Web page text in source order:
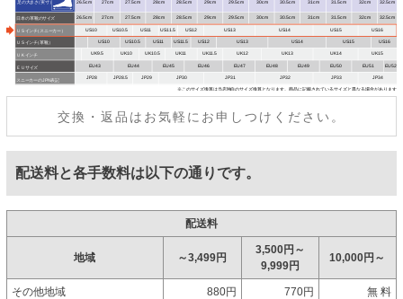
交換・返品はお気軽にお申しつけください。
配送料と各手数料は以下の通りです。
配送料
地域 ～3,499円
3,500円～
9,999円
10,000円～
その他地域 880円 770円 無 料